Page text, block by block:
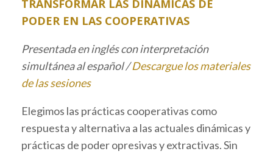
TRANSFORMAR LAS DINÁMICAS DE
PODER EN LAS COOPERATIVAS
Presentada en inglés con interpretación
simultánea al español /Descargue los materiales
de las sesiones
Elegimos las prácticas cooperativas como
respuesta y alternativa a las actuales dinámicas y
prácticas de poder opresivas y extractivas. Sin